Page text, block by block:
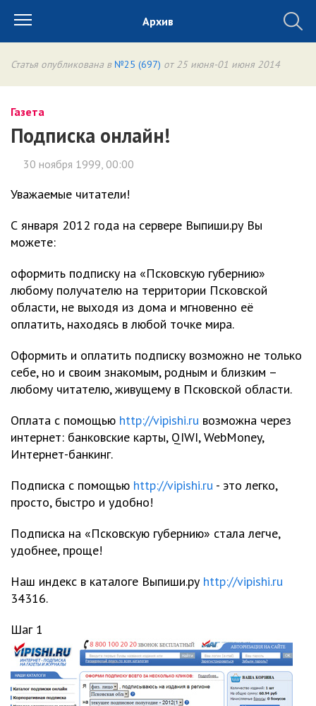
Архив
Статья опубликована в №25 (697) от 25 июня-01 июня 2014
Газета
Подписка онлайн!
30 ноября 1999, 00:00
Уважаемые читатели!
С января 2012 года на сервере Выпиши.ру Вы
можете:
оформить подписку на «Псковскую губернию»
любому получателю на территории Псковской
области, не выходя из дома и мгновенно её
оплатить, находясь в любой точке мира.
Оформить и оплатить подписку возможно не только
себе, но и своим знакомым, родным и близким –
любому читателю, живущему в Псковской области.
Оплата с помощью http://vipishi.ru возможна через
интернет: банковские карты, QIWI, WebMoney,
Интернет-банкинг.
Подписка с помощью http://vipishi.ru - это легко,
просто, быстро и удобно!
Подписка на «Псковскую губернию» стала легче,
удобнее, проще!
Наш индекс в каталоге Выпиши.ру http://vipishi.ru
34316.
Шаг 1